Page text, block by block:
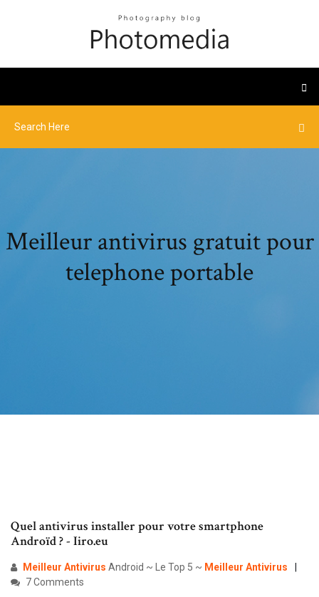
Meilleur antivirus gratuit pour
telephone portable
Quel antivirus installer pour votre smartphone
Androïd ? - Iiro.eu
Meilleur Antivirus Android ~ Le Top 5 ~ Meilleur Antivirus
7 Comments